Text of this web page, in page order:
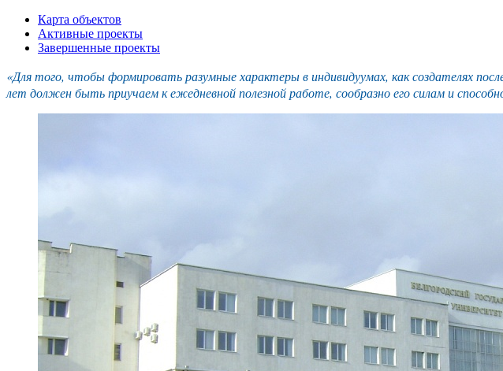
Карта объектов
Активные проекты
Завершенные проекты
«Для того, чтобы формировать разумные характеры в индивидуумах, как создателях
лет должен быть приучаем к ежедневной полезной работе, сообразно его силам и